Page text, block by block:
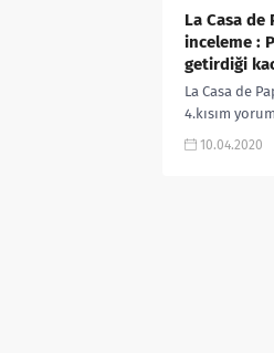
La Casa de
inceleme :
getirdiği
La Casa de
4.kısım
neler oldu,
10.04.2020